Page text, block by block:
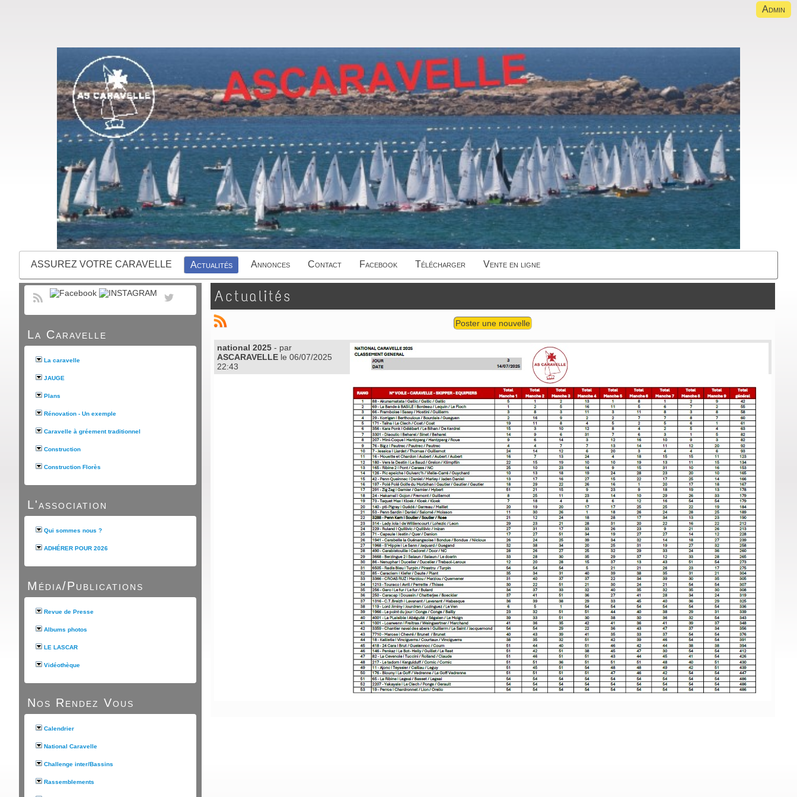
Admin
ASSUREZ VOTRE CARAVELLE Actualités Annonces Contact Facebook Télécharger Vente en ligne
La Caravelle
La caravelle
JAUGE
Plans
Rénovation - Un exemple
Caravelle à gréement traditionnel
Construction
Construction Florès
L'association
Qui sommes nous ?
ADHÉRER POUR 2026
Média/Publications
Revue de Presse
Albums photos
LE LASCAR
Vidéothèque
Nos Rendez Vous
Calendrier
National Caravelle
Challenge inter/Bassins
Rassemblements
Actualités
Poster une nouvelle
national 2025 - par
ASCARAVELLE le 06/07/2025
22:43